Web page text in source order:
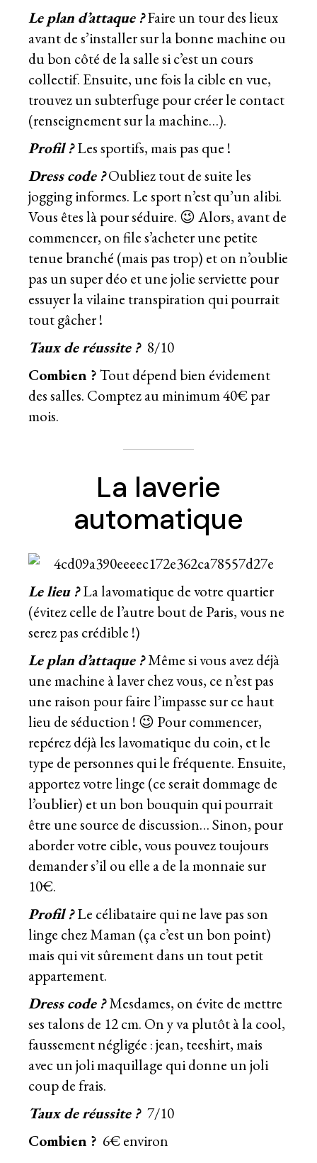
Le plan d’attaque ?Faire un tour des lieux
avant de s’installer sur la bonne machine ou
du bon côté de la salle si c’est un cours
collectif. Ensuite, une fois la cible en vue,
trouvez un subterfuge pour créer le contact
(renseignement sur la machine…).
Profil ?Les sportifs, mais pas que !
Dress code ?Oubliez tout de suite les
jogging informes. Le sport n’est qu’un alibi.
Vous êtes là pour séduire. 😉 Alors, avant de
commencer, on file s’acheter une petite
tenue branché (mais pas trop) et on n’oublie
pas un super déo et une jolie serviette pour
essuyer la vilaine transpiration qui pourrait
tout gâcher !
Taux de réussite ? 8/10
Combien ?Tout dépend bien évidement
des salles. Comptez au minimum 40€ par
mois.
La laverie
automatique
Le lieu ?La lavomatique de votre quartier
(évitez celle de l’autre bout de Paris, vous ne
serez pas crédible !)
Le plan d’attaque ?Même si vous avez déjà
une machine à laver chez vous, ce n’est pas
une raison pour faire l’impasse sur ce haut
lieu de séduction ! 😉 Pour commencer,
repérez déjà les lavomatique du coin, et le
type de personnes qui le fréquente. Ensuite,
apportez votre linge (ce serait dommage de
l’oublier) et un bon bouquin qui pourrait
être une source de discussion… Sinon, pour
aborder votre cible, vous pouvez toujours
demander s’il ou elle a de la monnaie sur
10€.
Profil ?Le célibataire qui ne lave pas son
linge chez Maman (ça c’est un bon point)
mais qui vit sûrement dans un tout petit
appartement.
Dress code ?Mesdames, on évite de mettre
ses talons de 12 cm. On y va plutôt à la cool,
faussement négligée : jean, teeshirt, mais
avec un joli maquillage qui donne un joli
coup de frais.
Taux de réussite ?7/10
Combien ? 6€ environ